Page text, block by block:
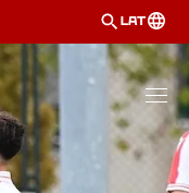
LAT